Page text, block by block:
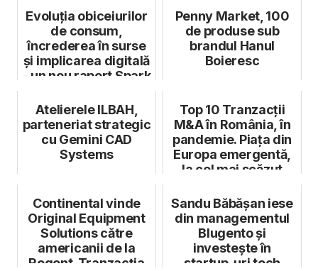
Evoluția obiceiurilor
de consum,
încrederea în surse
și implicarea digitală
- un nou raport Spark
Penny Market, 100
de produse sub
brandul Hanul
Boieresc
Atelierele ILBAH,
parteneriat strategic
cu Gemini CAD
Systems
Top 10 Tranzacții
M&A în România, în
pandemie. Piața din
Europa emergentă,
la cel mai scăzut
Continental vinde
Original Equipment
Solutions către
americanii de la
Regent. Tranzacția
Sandu Băbășan iese
din managementul
Blugento și
investește în
startup-uri tech